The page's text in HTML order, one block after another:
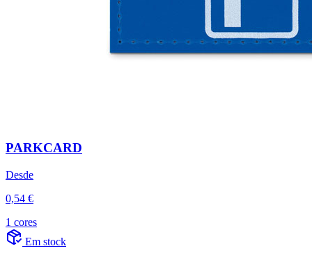
PARKCARD
Desde
0,54 €
1 cores
Em stock